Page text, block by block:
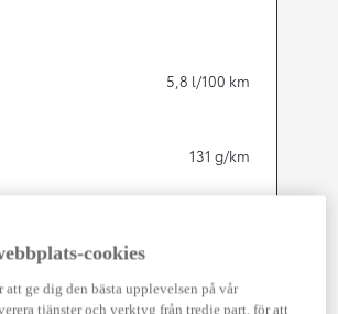
5,8 l/100 km
131 g/km
2 487cc
163kw (222 hk)
cookies
att ge dig den bästa upplevelsen på vår
tjänster och verktyg från tredje part, för att